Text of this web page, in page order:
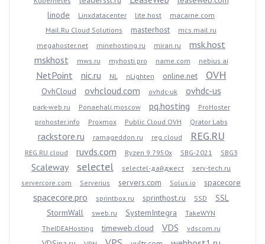
linode
Linxdatacenter lite.host
macarne.com
Mail.Ru Cloud Solutions
masterhost
mcs.mail.ru
megahoster.net
minehosting.ru miran.ru
msk.host
mskhost
mws.ru myhosti.pro name.com nebius.ai
NetPoint nic.ru NL nLighten online.net OVH
OvhCloud ovhcloud.com ovhdc-uk ovhdc-us
park-web.ru Ponaehali.moscow pq.hosting
ProHoster
prohoster.info
Proxmox Public Cloud OVH Qrator Labs
rackstore.ru ramageddon.ru reg.cloud REG.RU
REG.RU cloud ruvds.com Ryzen 9 7950x SBG-2021 SBG3
Scaleway selectel selectel-дайджест
serv-tech.ru
servercore.com
Serverius servers.com Solus.io spacecore
spacecore.pro sprintbox.ru sprinthost.ru SSD
SSL
StormWall
sweb.ru SystemIntegra
TakeWYN
TheIDEAHosting
timeweb.cloud VDS vdscom.ru